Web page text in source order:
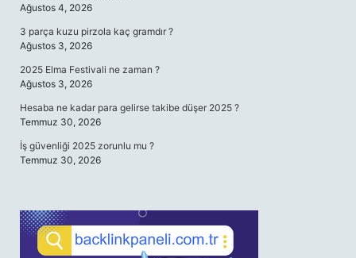
Ağustos 4, 2026
3 parça kuzu pirzola kaç gramdır ?
Ağustos 3, 2026
2025 Elma Festivali ne zaman ?
Ağustos 3, 2026
Hesaba ne kadar para gelirse takibe düşer 2025 ?
Temmuz 30, 2026
İş güvenliği 2025 zorunlu mu ?
Temmuz 30, 2026